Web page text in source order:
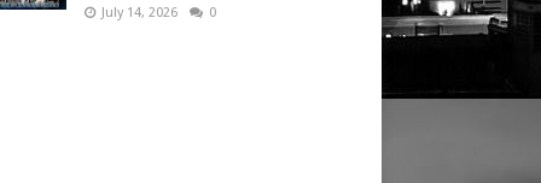
July 14, 2026 0